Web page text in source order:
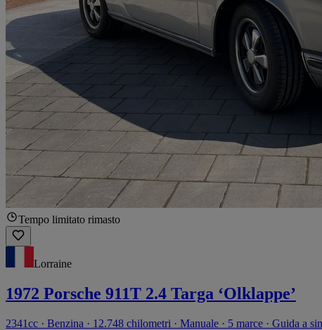
Tempo limitato rimasto
Lorraine
1972 Porsche 911T 2.4 Targa ‘Olklappe’
2341cc · Benzina · 12.748 chilometri · Manuale · 5 marce · Guida a